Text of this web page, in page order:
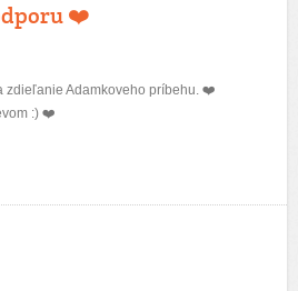
❤️
Adamkoveho príbehu. ❤️
:) ❤️